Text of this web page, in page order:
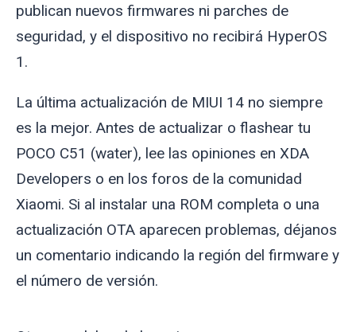
publican nuevos firmwares ni parches de
seguridad, y el dispositivo no recibirá HyperOS
1.
La última actualización de MIUI 14 no siempre
es la mejor. Antes de actualizar o flashear tu
POCO C51 (water), lee las opiniones en XDA
Developers o en los foros de la comunidad
Xiaomi. Si al instalar una ROM completa o una
actualización OTA aparecen problemas, déjanos
un comentario indicando la región del firmware y
el número de versión.